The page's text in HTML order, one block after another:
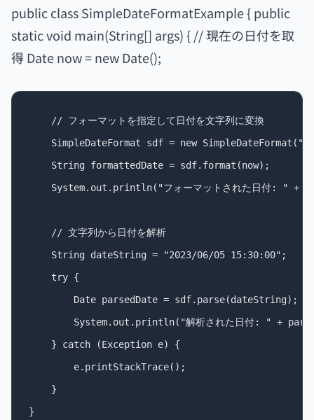
public class SimpleDateFormatExample { public
static void main(String[] args) { // 現在の日付を取
得 Date now = new Date();
    // フォーマットを指定して日付を文字列に変換
SimpleDateFormat sdf = new
    String formattedDate = sdf.format(now);
System.out.println("フォーマットされた日付: " +
    // 文字列から日付を解析
    String dateString = "2023/06/05 15:30:00";
    try {
        Date parsedDate = sdf.parse(dateString);
System.out.println("解析された日付: " +
    } catch (Exception e) {
        e.printStackTrace();
    }